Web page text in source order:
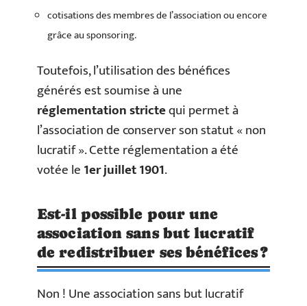
cotisations des membres de l’association ou encore
grâce au sponsoring.
Toutefois, l’utilisation des bénéfices
générés est soumise à une
réglementation strictequi permet à
l’association de conserver son statut « non
lucratif ». Cette réglementation a été
votée le1er juillet 1901.
Est-il possible pour une
association sans but lucratif
de redistribuer ses bénéfices ?
Non ! Une association sans but lucratif